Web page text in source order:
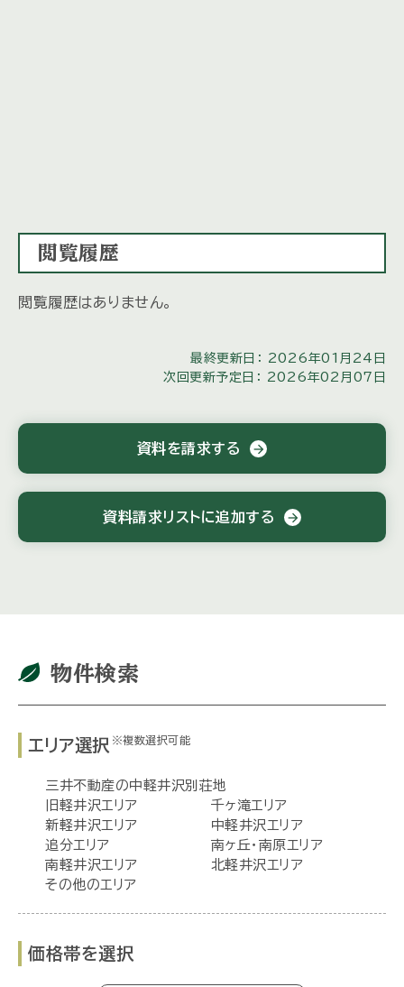
閲覧履歴
閲覧履歴はありません。
最終更新日： 2026年01月24日
次回更新予定日： 2026年02月07日
資料を請求する arrow_forward
資料請求リストに追加する arrow_forward
物件検索
エリア選択 ※複数選択可能
三井不動産の中軽井沢別荘地
旧軽井沢エリア
千ヶ滝エリア
新軽井沢エリア
中軽井沢エリア
追分エリア
南ヶ丘・南原エリア
南軽井沢エリア
北軽井沢エリア
その他のエリア
価格帯を選択